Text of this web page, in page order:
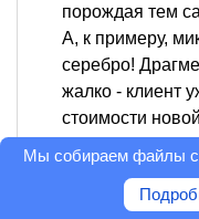
порождая тем
А, к примеру,
серебро!
жалко - клиент
стоимости
плевать на
мы этим
Мы собираем файлы